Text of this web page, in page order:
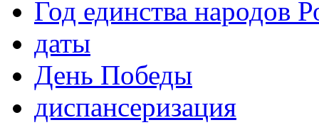
Год единства народов
даты
День Победы
диспансеризация